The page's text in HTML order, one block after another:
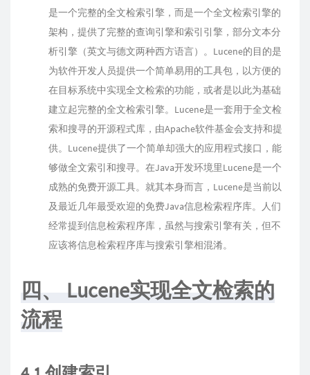
是一个完整的全文检索引擎，而是一个全文检索引擎的
架构，提供了完整的查询引擎和索引引擎，部分文本分
析引擎（英文与德文两种西方语言）。Lucene的目的是
为软件开发人员提供一个简单易用的工具包，以方便的
在目标系统中实现全文检索的功能，或者是以此为基础
建立起完整的全文检索引擎。Lucene是一套用于全文检
索和搜寻的开源程式库，由Apache软件基金会支持和提
供。Lucene提供了一个简单却强大的应用程式接口，能
够做全文索引和搜寻。在Java开发环境里Lucene是一个
成熟的免费开源工具。就其本身而言，Lucene是当前以
及最近几年最受欢迎的免费Java信息检索程序库。人们
经常提到信息检索程序库，虽然与搜索引擎有关，但不
应该将信息检索程序库与搜索引擎相混淆。
四、 Lucene实现全文检索的
流程